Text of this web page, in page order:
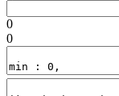
0
0